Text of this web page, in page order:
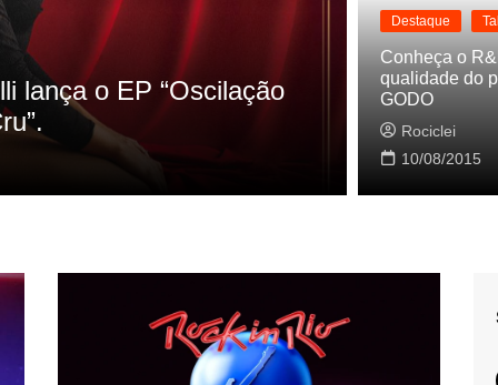
referencias do clipe de
Destaque
Cynthia
Baleiro
Rociclei
Destaque
Conheça o
qualidade do
GODO
Rociclei
10/08/2015